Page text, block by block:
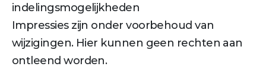
indelingsmogelijkheden
Impressies zijn onder voorbehoud van
wijzigingen. Hier kunnen geen rechten aan
ontleend worden.